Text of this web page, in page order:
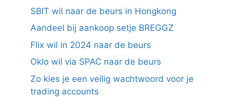
SBIT wil naar de beurs in Hongkong
Aandeel bij aankoop setje BREGGZ
Flix wil in 2024 naar de beurs
Oklo wil via SPAC naar de beurs
Zo kies je een veilig wachtwoord voor je
trading accounts